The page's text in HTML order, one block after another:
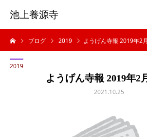
池上養源寺
ブログ 2019 ようげん寺報 2019年2
2019
ようげん寺報 2019年2
2021.10.25